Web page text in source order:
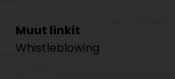
Muut linkit
Whistleblowing